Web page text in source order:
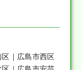
｜広島市西区